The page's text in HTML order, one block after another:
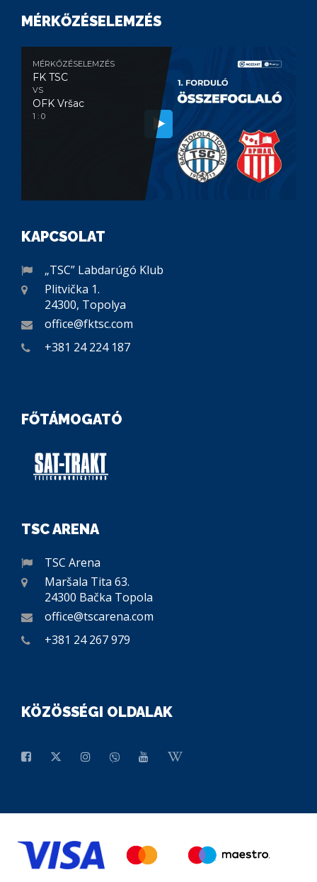
MÉRKŐZÉSELEMZÉS
MÉRKŐZÉSELEMZÉS
FK TSC
VS
OFK Vršac
1 : 0
KAPCSOLAT
„TSC” Labdarúgó Klub
Plitvička 1.
24300, Topolya
office@fktsc.com
+381 24 224 187
FŐTÁMOGATÓ
TSC ARENA
TSC Arena
Maršala Tita 63.
24300 Bačka Topola
office@tscarena.com
+381 24 267 979
KÖZÖSSÉGI OLDALAK